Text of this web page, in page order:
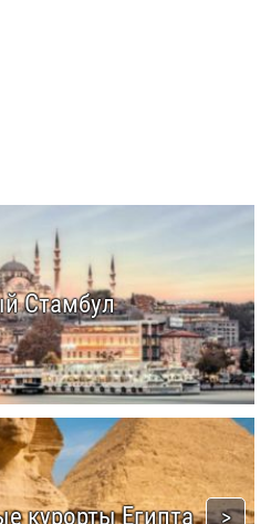
Стамбул
курорты Египта